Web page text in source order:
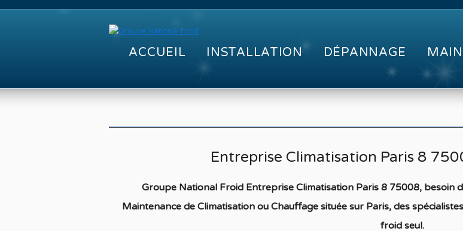
ACCUEIL INSTALLATION DÉPANNAGE
Entreprise Climatisation Paris 8
Groupe National Froid Entreprise Climatisation Paris 8 75008, besoin
Maintenance de Climatisation ou Chauffage située sur Paris, des spécialistes
froid seul.